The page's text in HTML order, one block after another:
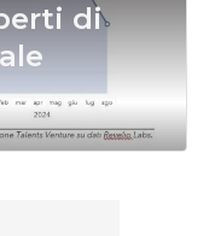
di